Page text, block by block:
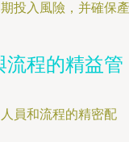
投入風險，并確保產
流程的精益管
員和流程的精密配